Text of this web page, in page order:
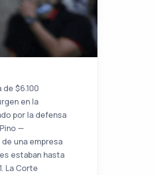
$6.100
en la
por la defensa
—
una empresa
estaban hasta
La Corte